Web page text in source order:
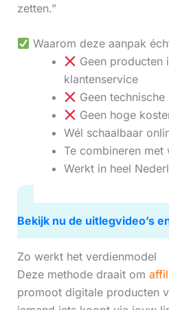
zetten.”
Waarom deze aanpak
Geen producten
klantenservice
Geen
Geen hoge
Wél schaalbaar
Te combineren
Werkt in heel
Bekijk nu de uitlegvideo’s
Zo werkt het verdienmodel
Deze methode draait om
promoot digitale producten